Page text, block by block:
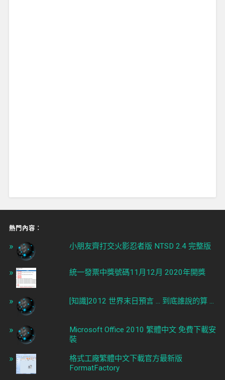
熱門內容︰
小朋友齊打交火影忍者版 NTSD 2.4 完整版
統一發票中獎號碼11月12月 2020年開獎
[知識]2012 世界末日預言 ... 到底誰說的算 ...
Microsoft Office 2010 繁體中文 免費下載安
裝
格式工廠繁體中文下載官方最新版
FormatFactory